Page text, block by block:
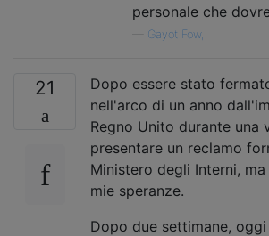
personale che
Gayot Fow,
21
Dopo essere stato
nell'arco di un anno
Regno Unito durante una
presentare un reclamo
Ministero degli Interni,
mie speranze.
Dopo due settimane,